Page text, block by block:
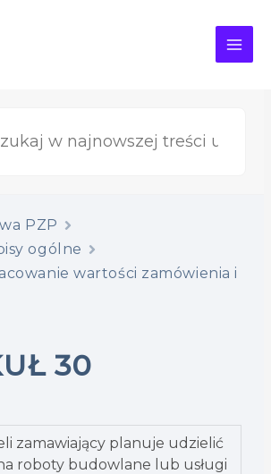
PZP
ogólne
wartości zamówienia i
30
zamawiający planuje udzielić
roboty budowlane lub usługi